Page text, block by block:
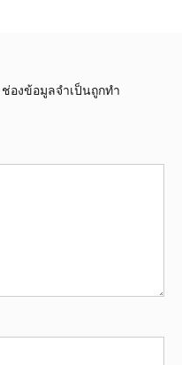
ช่องข้อมูลจำเป็นถูกทำ